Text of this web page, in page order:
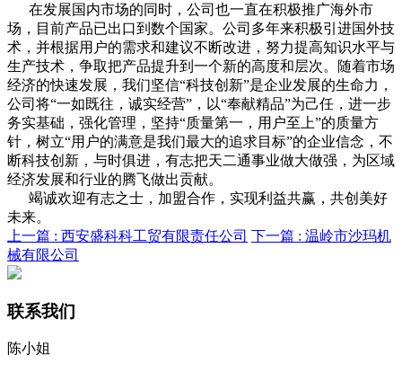
在发展国内市场的同时，公司也一直在积极推广海外市
场，目前产品已出口到数个国家。公司多年来积极引进国外技
术，并根据用户的需求和建议不断改进，努力提高知识水平与
生产技术，争取把产品提升到一个新的高度和层次。随着市场
经济的快速发展，我们坚信“科技创新”是企业发展的生命力，
公司将“一如既往，诚实经营”，以“奉献精品”为己任，进一步
务实基础，强化管理，坚持“质量第一，用户至上”的质量方
针，树立“用户的满意是我们最大的追求目标”的企业信念，不
断科技创新，与时俱进，有志把天二通事业做大做强，为区域
经济发展和行业的腾飞做出贡献。
竭诚欢迎有志之士，加盟合作，实现利益共赢，共创美好
未来。
上一篇 : 西安盛科科工贸有限责任公司 下一篇 : 温岭市沙玛机
械有限公司
联系我们
陈小姐